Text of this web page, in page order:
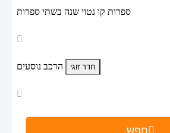
ספרות קו נטוי שנה בשתי ספרות
הרכב נוסעים
חפש